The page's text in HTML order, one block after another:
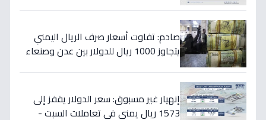
صادم: تفاوت أسعار صرف الريال اليمني
يتجاوز 1000 ريال للدولار بين عدن وصنعاء
إنهيار غير مسبوق: سعر الدولار يقفز إلى
1573 ريال يمني في تعاملات السبت -